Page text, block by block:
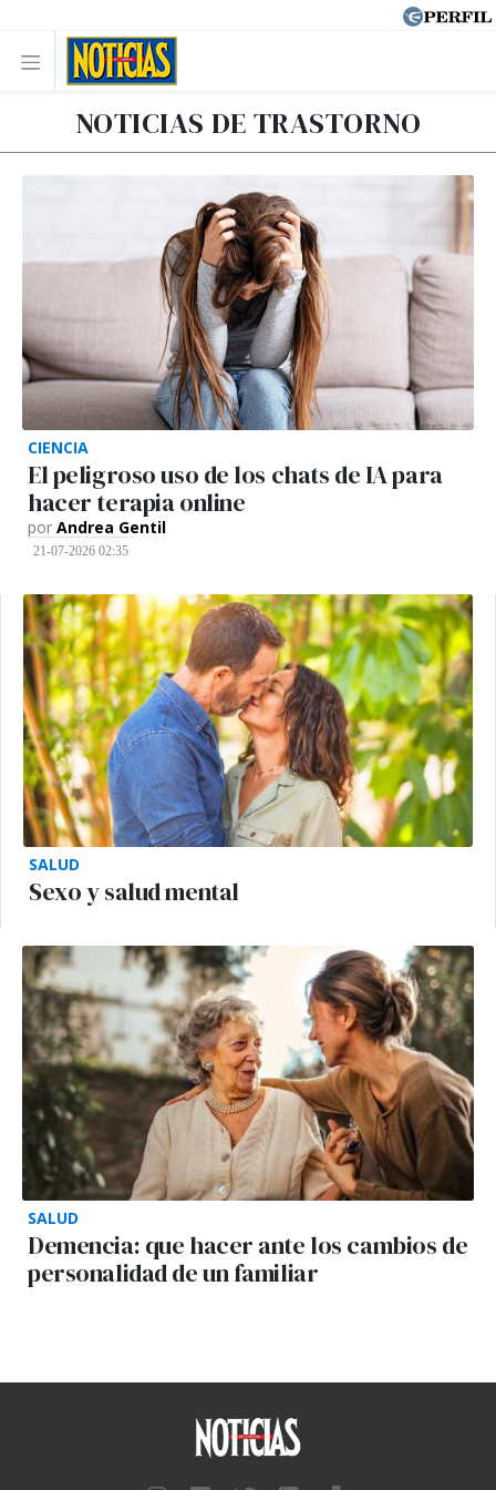
NOTICIAS DE TRASTORNO
CIENCIA
El peligroso uso de los chats de IA para
hacer terapia online
por Andrea Gentil
21-07-2026 02:35
SALUD
Sexo y salud mental
SALUD
Demencia: que hacer ante los cambios de
personalidad de un familiar